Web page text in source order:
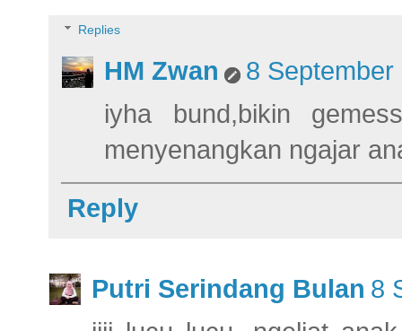
Replies
HM Zwan
8
iyha bund,bikin
menyenangkan ngajar
Reply
Putri Serindang Bulan 8